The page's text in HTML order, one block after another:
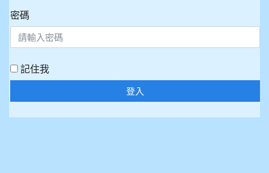
密碼
記住我
登入